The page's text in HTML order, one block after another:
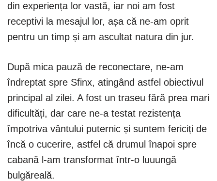
din experiența lor vastă, iar noi am fost
receptivi la mesajul lor, așa că ne-am oprit
pentru un timp și am ascultat natura din jur.
După mica pauză de reconectare, ne-am
îndreptat spre Sfinx, atingând astfel obiectivul
principal al zilei. A fost un traseu fără prea mari
dificultăți, dar care ne-a testat rezistența
împotriva vântului puternic și suntem fericiți de
încă o cucerire, astfel că drumul înapoi spre
cabană l-am transformat într-o luuungă
bulgăreală.